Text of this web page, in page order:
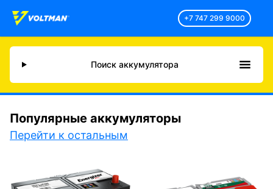
+7 747 299 9000
Поиск аккумулятора
Популярные аккумуляторы
Перейти к остальным